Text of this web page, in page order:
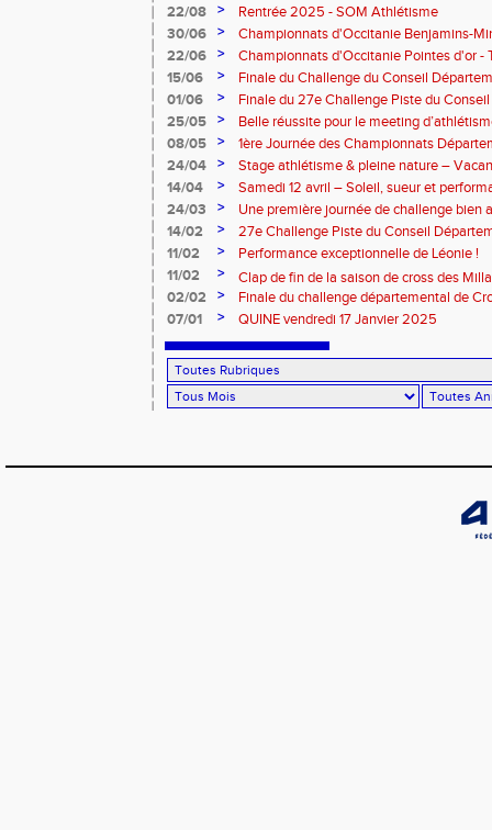
22/08
>
Rentrée 2025 - SOM Athlétisme
30/06
>
Championnats d'Occitanie Benjamins-
2025 – Albi
22/06 >
Championnats d'Occitanie Pointes d'or -
juin 2025
15/06 >
Finale du Challenge du Conseil
01/06
>
Finale du 27e Challenge Piste du
l'Aveyron
25/05 >
Belle réussite pour le meeting
08/05
>
1ère Journée des Championnats
24/04
>
Stage athlétisme & pleine nature –
14/04
>
Samedi 12 avril – Soleil, sueur et
Rouergue pour la 2eme journée du
24/03 >
Une première journée de challenge bien
14/02
>
27e Challenge Piste du Conseil
11/02
>
Performance exceptionnelle de Léonie !
11/02
>
Clap de fin de la saison de cross des
02/02
>
Finale du challenge départemental de
07/01
> QUINE vendredi 17 Janvier 2025